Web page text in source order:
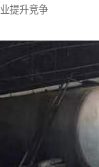
提升竞争